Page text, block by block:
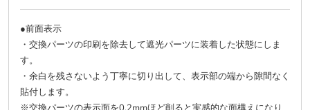
●前面表示
・交換パーツの印刷を除去して遮光パーツに装着した状態にしま
す。
・ 余白を残さないよう丁寧に切り出して、表示部の端から隙間なく
貼付します。